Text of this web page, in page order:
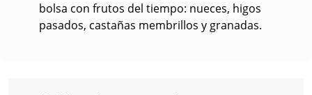
bolsa con frutos del tiempo: nueces, higos
pasados, castañas membrillos y granadas.